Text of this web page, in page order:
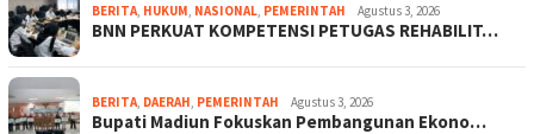
BERITA, HUKUM, NASIONAL, PEMERINTAH Agustus 3, 2026
BNN PERKUAT KOMPETENSI PETUGAS REHABILIT…
BERITA, DAERAH, PEMERINTAH Agustus 3, 2026
Bupati Madiun Fokuskan Pembangunan Ekono…